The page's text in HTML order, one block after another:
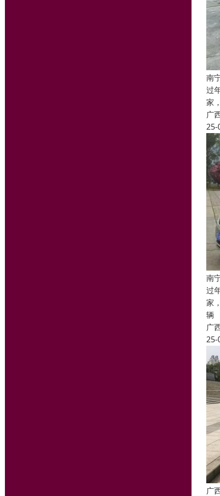
南
过
家
广
25-
南
过
家
辆
广
25-
广